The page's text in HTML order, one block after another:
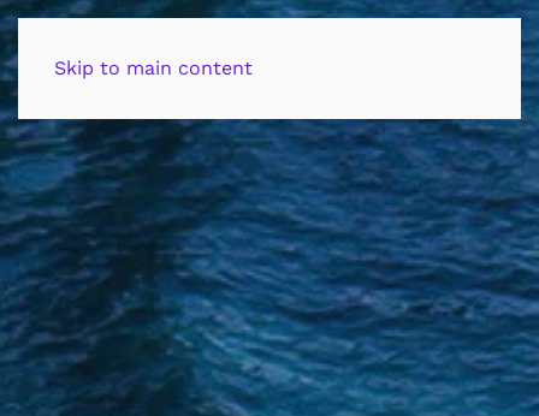
Skip to main content